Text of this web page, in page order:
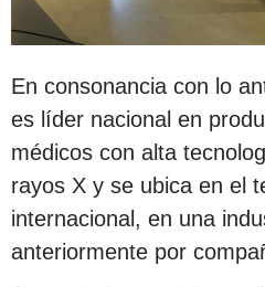
En consonancia con lo
es líder nacional en
médicos con alta
rayos X y se ubica en el
internacional, en una
anteriormente por